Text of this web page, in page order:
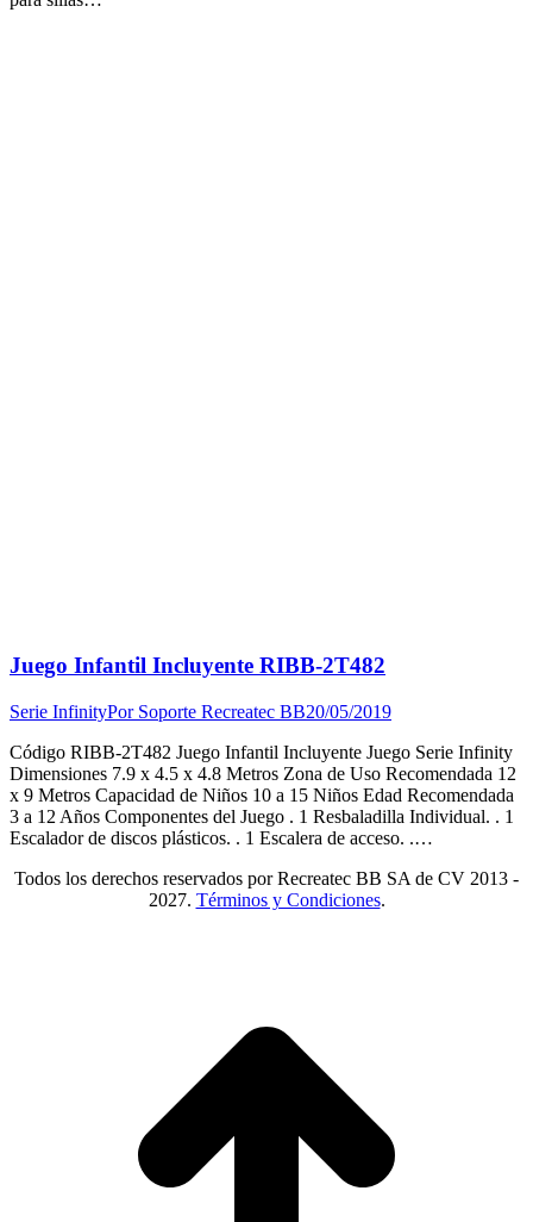
Juego Infantil Incluyente RIBB-2T482
Serie InfinityPor Soporte Recreatec BB20/05/2019
Código RIBB-2T482 Juego Infantil Incluyente Juego Serie Infinity
Dimensiones 7.9 x 4.5 x 4.8 Metros Zona de Uso Recomendada 12
x 9 Metros Capacidad de Niños 10 a 15 Niños Edad Recomendada
3 a 12 Años Componentes del Juego . 1 Resbaladilla Individual. . 1
Escalador de discos plásticos. . 1 Escalera de acceso. .…
Todos los derechos reservados por Recreatec BB SA de CV 2013 -
2027. Términos y Condiciones.